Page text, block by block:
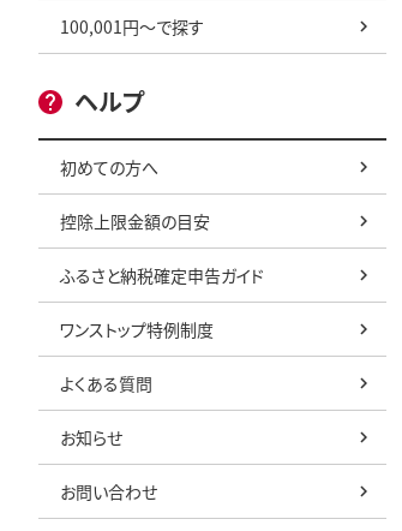
100,001円～で探す
ヘルプ
初めての方へ
控除上限金額の目安
ふるさと納税確定申告ガイド
ワンストップ特例制度
よくある質問
お知らせ
お問い合わせ